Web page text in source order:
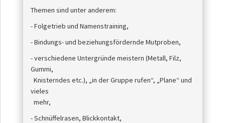
Themen sind unter anderem:
- Folgetrieb und Namenstraining,
- Bindungs- und beziehungsfördernde Mutproben,
- verschiedene Untergründe meistern (Metall, Filz,
Gummi,
Knisterndes etc.), „in der Gruppe rufen“, „Plane“ und
vieles
mehr,
- Schnüffelrasen, Blickkontakt,